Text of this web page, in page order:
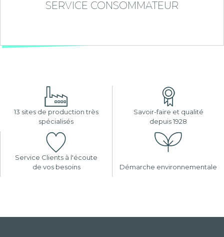
SERVICE CONSOMMATEUR
13 sites de production très
spécialisés
Savoir-faire et qualité
depuis 1928
Service Clients à l'écoute
de vos besoins
Démarche environnementale